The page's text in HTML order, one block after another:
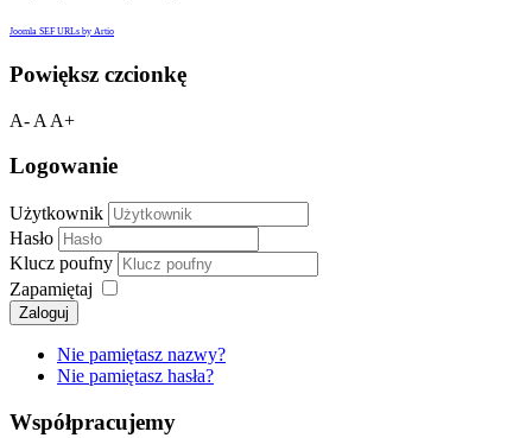
Joomla SEF URLs by Artio
Powiększ czcionkę
A- A A+
Logowanie
Użytkownik
Hasło
Klucz poufny
Zapamiętaj
Zaloguj
Nie pamiętasz nazwy?
Nie pamiętasz hasła?
Współpracujemy